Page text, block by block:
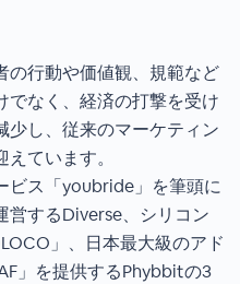
の行動や価値観、規範など
でなく、経済の打撃を受け
少し、従来のマーケティン
ています。
ビス「youbride」を筆頭に
営するDiverse、シリコン
」、日本最大級のアド
」を提供するPhybbitの3